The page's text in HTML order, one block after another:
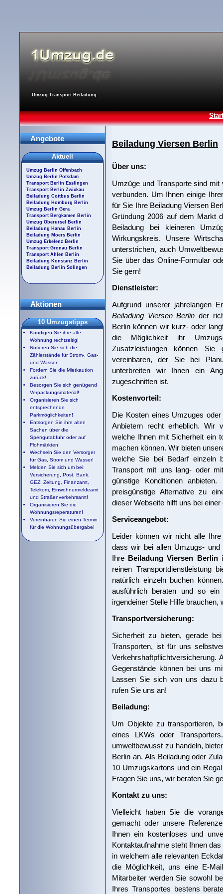
Umzug Transport Beiladung
Beiladung Viersen Berlin
Über uns:
Umzüge und Transporte sind
verbunden. Um Ihnen einige
für Sie Ihre Beiladung Viersen
Gründung 2006 auf dem Markt
Beiladung bei kleineren
Wirkungskreis. Unsere
unterstrichen, auch
Sie über das Online-Formular
Sie gern!
Dienstleister:
Aufgrund unserer jahrelangen
Beiladung Viersen Berlin der
Berlin können wir kurz- oder
die Möglichkeit ihr
Zusatzleistungen können Sie
vereinbaren, der Sie bei
unterbreiten wir Ihnen ein
zugeschnitten ist.
Kostenvorteil:
Die Kosten eines Umzuges
Anbietern recht erheblich. Wir
welche Ihnen mit Sicherheit ein
machen können. Wir bieten
welche Sie bei Bedarf einzeln
Transport mit uns lang- oder
günstige Konditionen
preisgünstige Alternative zu
dieser Webseite hilft uns bei
Serviceangebot:
Leider können wir nicht alle
dass wir bei allen Umzugs- und
Ihre Beiladung Viersen Berlin
reinen Transportdienstleistung
natürlich einzeln buchen
ausführlich beraten und so
irgendeiner Stelle Hilfe
Transportversicherung:
Sicherheit zu bieten, gerade
Transporten, ist für uns
Verkehrshaftpflichtversicherung.
Gegenstände können bei uns
Lassen Sie sich von uns dazu
rufen Sie uns an!
Beiladung:
Um Objekte zu transportieren,
eines LKWs oder
umweltbewusst zu handeln,
Berlin an. Als Beiladung oder
10 Umzugskartons und ein
Fragen Sie uns, wir beraten Sie
Kontakt zu uns:
Vielleicht haben Sie die
gemacht oder unsere
Ihnen ein kostenloses und
Kontaktaufnahme steht Ihnen
in welchem alle relevanten
die Möglichkeit, uns eine E-
Mitarbeiter werden Sie sowohl
Ihres Transportes bestens
Angebote
Aktuell
Umzug Berlin Offenbach
Umzug Berlin Potsdam
Transport Berlin Esslingen
Transport Berlin Zwickau
Beiladung Cottbus Berlin
Beiladung Homburg Berlin
Umzug Berlin Gera
Transport Bergkamen Berlin
Umzug Oberursel Berlin
Beiladung Hanau Berlin
Beiladung Moers Berlin
Umzug Erkelenz Berlin
Transport Gronau Berlin
Transport Ahlen Berlin
Beiladung Konstanz Berlin
Beiladung Berlin Solingen
Aktionen
10 Umzugstipps
Kündigen Sie ihre alte
Wohnung rechtzeitig!
Notieren Sie sich die
Zählerstände für Strom-, Gas-
und Wasser!
Fordern Sie die Mietkaution
zurück!
Besorgen Sie sich genügend
Verpackungsmaterial!
Organisieren Sie sich
entsprechende
Parkmöglichkeiten!
Entsorgen Sie ihre alten
Sachen über die
Sperrgutabfuhr oder auf
Flohmärkten!
Wechseln Sie den Versorger
für Gas, Strom und Wasser!
Melden Sie sich um bei:
Versicherung, Post, Bank,
GEZ, Zeitung, Finanzamt,
Telekom, Einwohnermeldeamt
und Straßenverkehrsamt!
Organisieren Sie die
Wohnungsreperaturen!
Vereinbaren Sie einen Termin
für die Wohnungsübergabe!